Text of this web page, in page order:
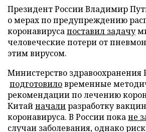
Президент России Владимир
о мерах по предупреждению
коронавирусапоставил задачу
человеческие потери от
этим вирусом.
Министерство здравоохранения
подготовиловременные
рекомендации по лечению
Китайначалиразработку
коронавируса. В России покане
случаи заболевания, однако